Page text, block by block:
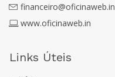
financeiro@oficinaweb.in
www.oficinaweb.in
Links Úteis